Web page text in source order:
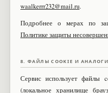
waalkerrr232@mail.ru.
Подробнее о мерах по
Политике защиты
8. ФАЙЛЫ COOKIE И
Сервис использует файлы
(локальное хранилище